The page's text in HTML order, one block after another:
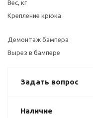
Вес, кг
Крепление крюка
Демонтаж бампера
Вырез в бампере
Задать вопрос
Наличие